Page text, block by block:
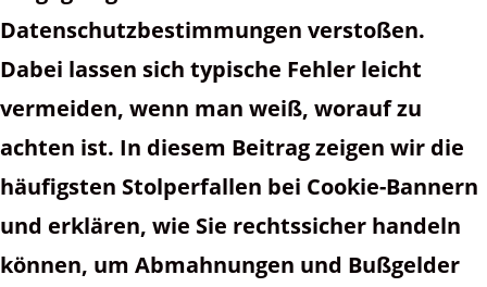
Datenschutzbestimmungen verstoßen.
Dabei lassen sich typische Fehler leicht
vermeiden, wenn man weiß, worauf zu
achten ist. In diesem Beitrag zeigen wir die
häufigsten Stolperfallen bei Cookie-Bannern
und erklären, wie Sie rechtssicher handeln
können, um Abmahnungen und Bußgelder